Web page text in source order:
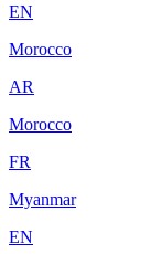
EN
Morocco
AR
Morocco
FR
Myanmar
EN